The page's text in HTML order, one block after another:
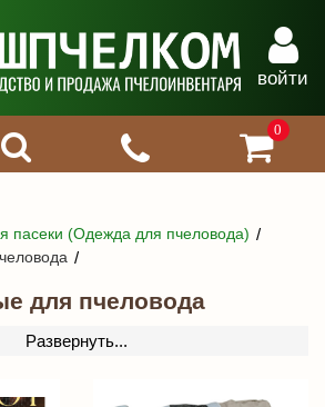
войти
0
пасеки (Одежда для пчеловода)
для пчеловода
Развернуть...